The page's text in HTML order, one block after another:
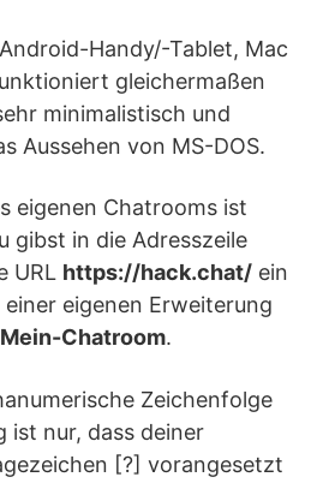
Handy/-Tablet, Mac
gleichermaßen
minimalistisch und
Aussehen von MS-DOS.
eigenen Chatrooms ist
gibst in die Adresszeile
URL https://hack.chat/ ein
eigenen Erweiterung
Chatroom.
Zeichenfolge
ist nur, dass deiner
[?] vorangesetzt